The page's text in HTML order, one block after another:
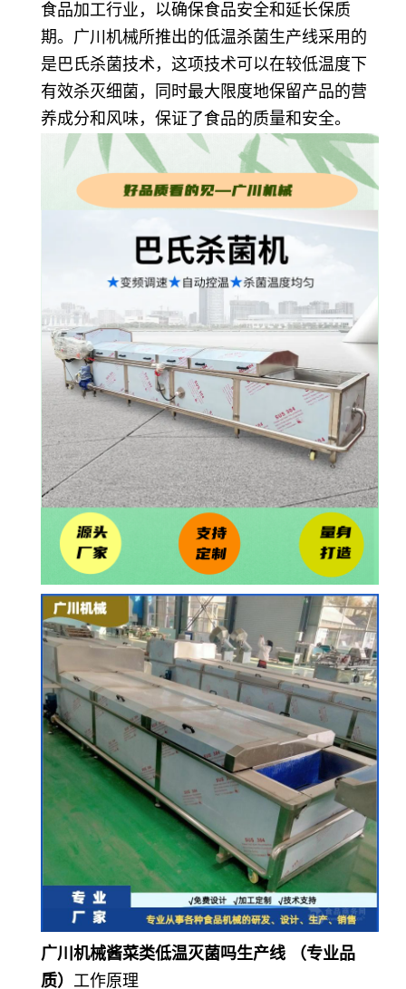
食品加工行业，以确保食品安全和延长保质
期。广川机械所推出的低温杀菌生产线采用的
是巴氏杀菌技术，这项技术可以在较低温度下
有效杀灭细菌，同时最大限度地保留产品的营
养成分和风味，保证了食品的质量和安全。
广川机械酱菜类低温灭菌吗生产线 （专业品
质） 工作原理